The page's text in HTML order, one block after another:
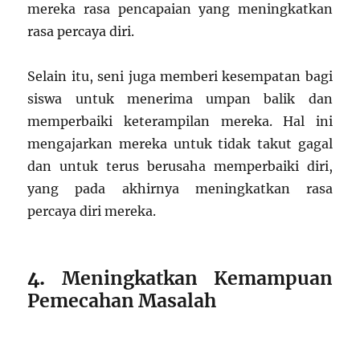
mereka rasa pencapaian yang meningkatkan
rasa percaya diri.
Selain itu, seni juga memberi kesempatan bagi
siswa untuk menerima umpan balik dan
memperbaiki keterampilan mereka. Hal ini
mengajarkan mereka untuk tidak takut gagal
dan untuk terus berusaha memperbaiki diri,
yang pada akhirnya meningkatkan rasa
percaya diri mereka.
4. Meningkatkan Kemampuan
Pemecahan Masalah